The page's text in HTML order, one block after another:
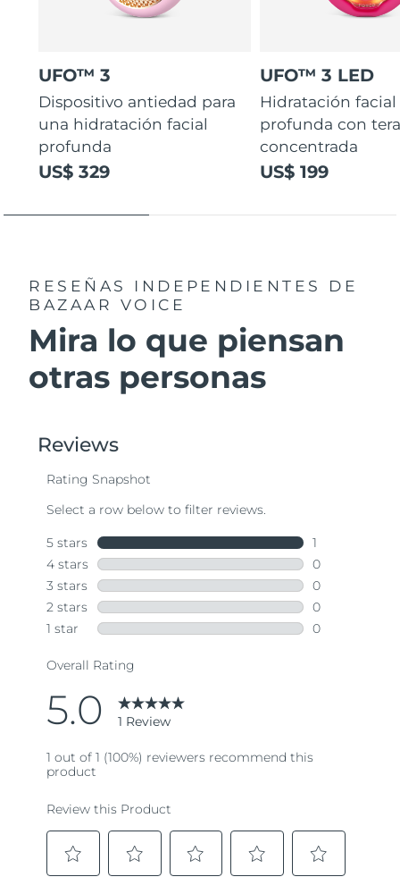
UFO™ 3
Dispositivo antiedad para
una hidratación facial
profunda
US$ 329
UFO™ 3 LED
Hidratación facial
profunda con
concentrada
US$ 199
RESEÑAS INDEPENDIENTES
DE
BAZAAR VOICE
Mira lo que piensan
otras personas